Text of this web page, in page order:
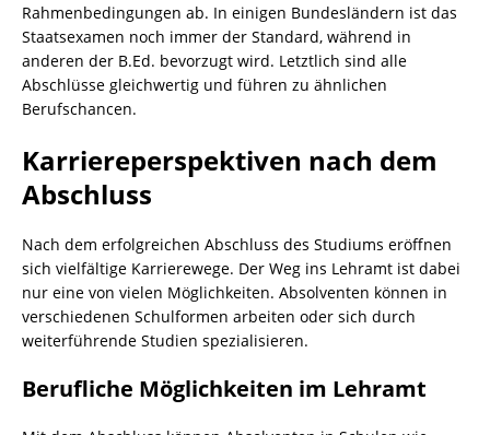
Rahmenbedingungen ab. In einigen Bundesländern ist das
Staatsexamen noch immer der Standard, während in
anderen der B.Ed. bevorzugt wird. Letztlich sind alle
Abschlüsse gleichwertig und führen zu ähnlichen
Berufschancen.
Karriereperspektiven nach dem
Abschluss
Nach dem erfolgreichen Abschluss des Studiums eröffnen
sich vielfältige Karrierewege. Der Weg ins Lehramt ist dabei
nur eine von vielen Möglichkeiten. Absolventen können in
verschiedenen Schulformen arbeiten oder sich durch
weiterführende Studien spezialisieren.
Berufliche Möglichkeiten im Lehramt